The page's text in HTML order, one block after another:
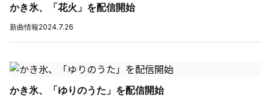
かき氷、「花火」を配信開始
新曲情報2024.7.26
かき氷、「ゆりのうた」を配信開始